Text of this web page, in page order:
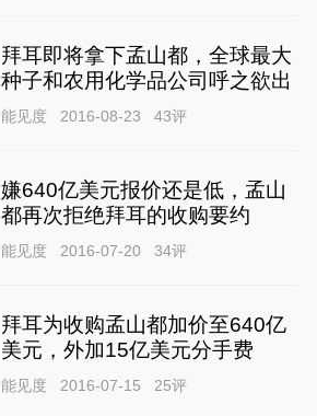
拜耳即将拿下孟山都，全球最大
种子和农用化学品公司呼之欲出
能见度 2016-08-23 43评
嫌640亿美元报价还是低，孟山
都再次拒绝拜耳的收购要约
能见度 2016-07-20 34评
拜耳为收购孟山都加价至640亿
美元，外加15亿美元分手费
能见度 2016-07-15 25评